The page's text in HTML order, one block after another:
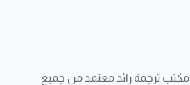
مكتب ترجمة رائد معتمد من جميع